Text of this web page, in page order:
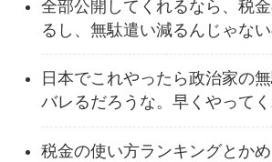
全部公開してくれるなら、税
るし、無駄遣い減るんじゃない
日本でこれやったら政治家の
バレるだろうな。早くやってく
税金の使い方ランキングとか